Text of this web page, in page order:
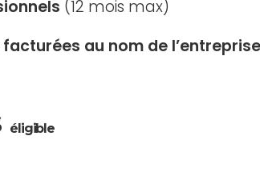
(12 mois max)
facturées au nom de l’entreprise
éligible